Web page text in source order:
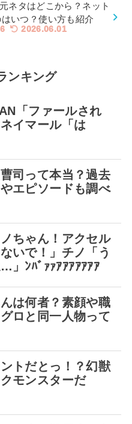
ネタはどこから？ネット
いつ？使い方も紹介
2026.06.01
ンキング
「ファールされ
イマール「は
司って本当？過去
エピソードも調べ
ちゃん！アクセル
いで！」チノ「う
」ﾝﾊﾞｧｧｱｱｱｱｱｱｱ
は何者？素顔や職
ロと同一人物って
ントだとっ！？幻獣
モンスターだ